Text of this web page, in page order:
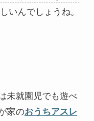
いんでしょうね。
未就園児でも遊べ
家のおうちアスレ